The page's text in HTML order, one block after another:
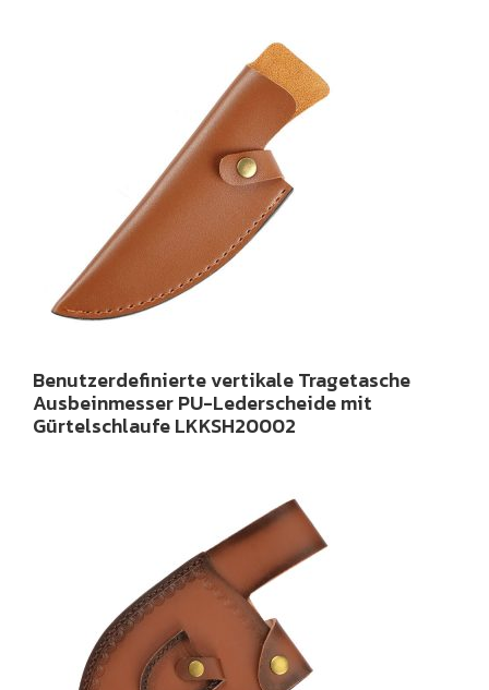
Benutzerdefinierte vertikale Tragetasche
Ausbeinmesser PU-Lederscheide mit
Gürtelschlaufe LKKSH20002